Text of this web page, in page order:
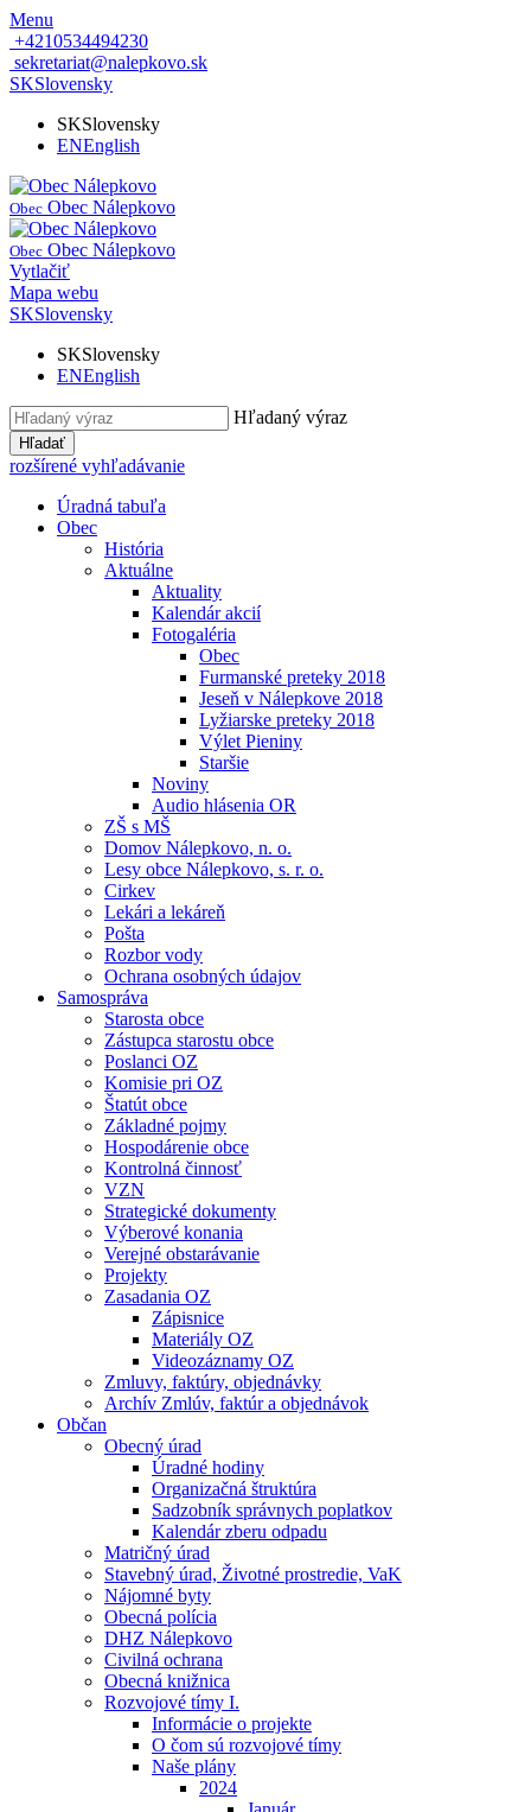
Menu
+4210534494230
sekretariat@nalepkovo.sk
SKSlovensky
SKSlovensky
ENEnglish
Obec Obec Nálepkovo
Obec Obec Nálepkovo
Vytlačiť
Mapa webu
SKSlovensky
SKSlovensky
ENEnglish
Hľadaný výraz
Hľadať
rozšírené vyhľadávanie
Úradná tabuľa
Obec
História
Aktuálne
Aktuality
Kalendár akcií
Fotogaléria
Obec
Furmanské preteky 2018
Jeseň v Nálepkove 2018
Lyžiarske preteky 2018
Výlet Pieniny
Staršie
Noviny
Audio hlásenia OR
ZŠ s MŠ
Domov Nálepkovo, n. o.
Lesy obce Nálepkovo, s. r. o.
Cirkev
Lekári a lekáreň
Pošta
Rozbor vody
Ochrana osobných údajov
Samospráva
Starosta obce
Zástupca starostu obce
Poslanci OZ
Komisie pri OZ
Štatút obce
Základné pojmy
Hospodárenie obce
Kontrolná činnosť
VZN
Strategické dokumenty
Výberové konania
Verejné obstarávanie
Projekty
Zasadania OZ
Zápisnice
Materiály OZ
Videozáznamy OZ
Zmluvy, faktúry, objednávky
Archív Zmlúv, faktúr a objednávok
Občan
Obecný úrad
Úradné hodiny
Organizačná štruktúra
Sadzobník správnych poplatkov
Kalendár zberu odpadu
Matričný úrad
Stavebný úrad, Životné prostredie, VaK
Nájomné byty
Obecná polícia
DHZ Nálepkovo
Civilná ochrana
Obecná knižnica
Rozvojové tímy I.
Informácie o projekte
O čom sú rozvojové tímy
Naše plány
2024